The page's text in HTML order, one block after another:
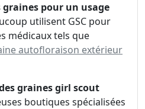
pour un usage
utilisent GSC pour
médicaux tels que
autofloraison extérieur
graines girl scout
boutiques spécialisées